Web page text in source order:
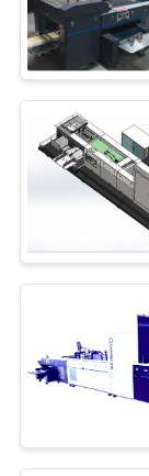
ข่าว
ขอ
ราคา
แผนผัง